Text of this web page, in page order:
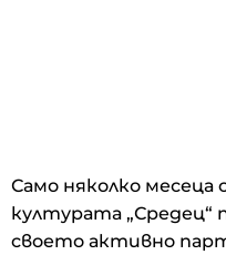
Само няколко месеца
културата „Средец“
своето активно